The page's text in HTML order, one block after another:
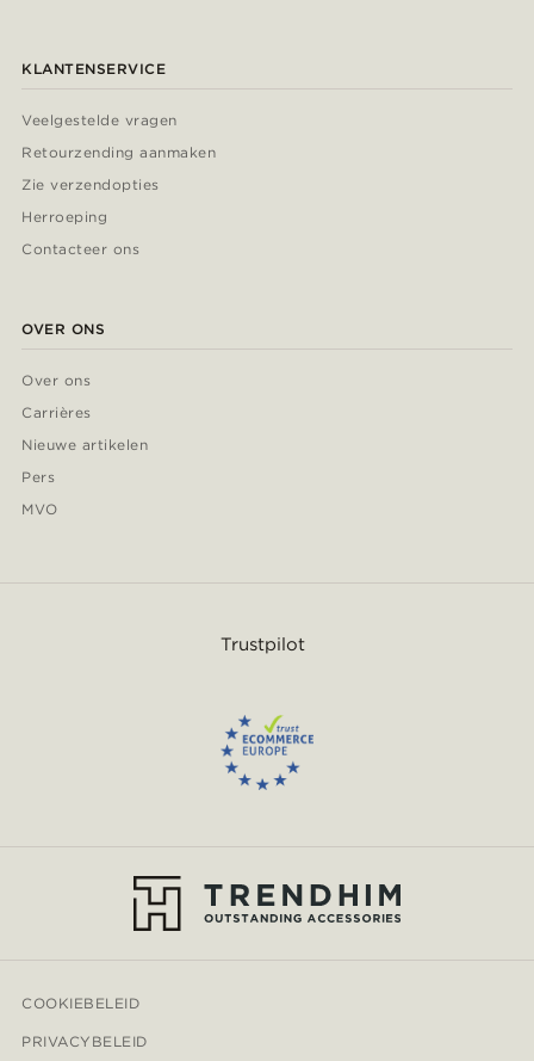
KLANTENSERVICE
Veelgestelde vragen
Retourzending aanmaken
Zie verzendopties
Herroeping
Contacteer ons
OVER ONS
Over ons
Carrières
Nieuwe artikelen
Pers
MVO
Trustpilot
COOKIEBELEID
PRIVACYBELEID